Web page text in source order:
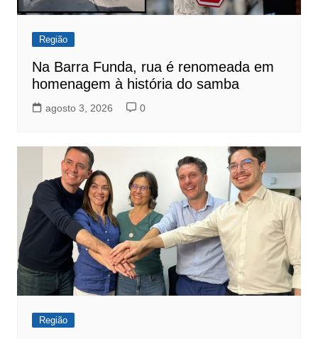
Região
Na Barra Funda, rua é renomeada em
homenagem à história do samba
agosto 3, 2026 0
Região